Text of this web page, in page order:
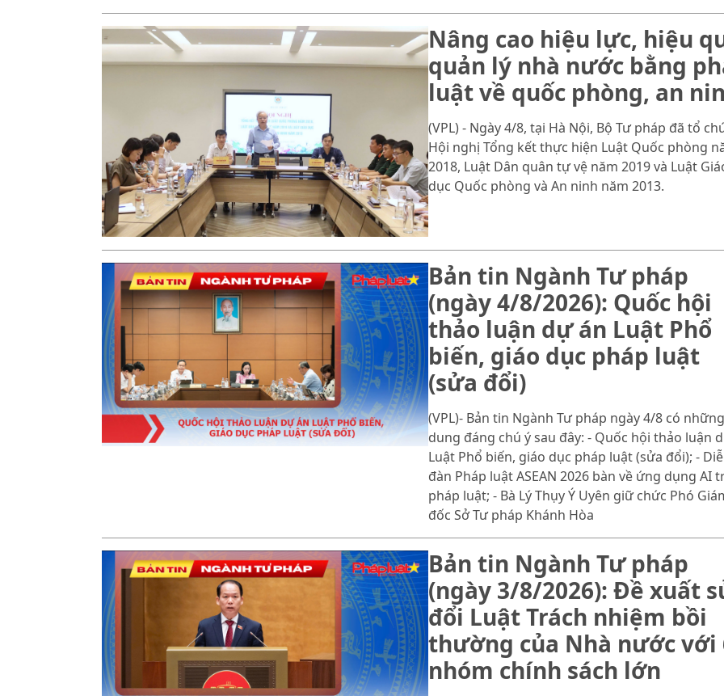
Nâng cao hiệu lực, hiệu
quản lý nhà nước bằng
luật về quốc phòng, an
(VPL) - Ngày 4/8, tại Hà Nội, Bộ Tư pháp đã tổ
Hội nghị Tổng kết thực hiện Luật Quốc phòng
2018, Luật Dân quân tự vệ năm 2019 và Luật
dục Quốc phòng và An ninh năm 2013.
Bản tin Ngành Tư pháp
(ngày 4/8/2026): Quốc hội
thảo luận dự án Luật Phổ
biến, giáo dục pháp luật
(sửa đổi)
(VPL)- Bản tin Ngành Tư pháp ngày 4/8 có
dung đáng chú ý sau đây: - Quốc hội thảo luận
Luật Phổ biến, giáo dục pháp luật (sửa đổi); -
đàn Pháp luật ASEAN 2026 bàn về ứng dụng AI
pháp luật; - Bà Lý Thụy Ý Uyên giữ chức Phó
đốc Sở Tư pháp Khánh Hòa
Bản tin Ngành Tư pháp
(ngày 3/8/2026): Đề xuất
đổi Luật Trách nhiệm bồi
thường của Nhà nước với
nhóm chính sách lớn